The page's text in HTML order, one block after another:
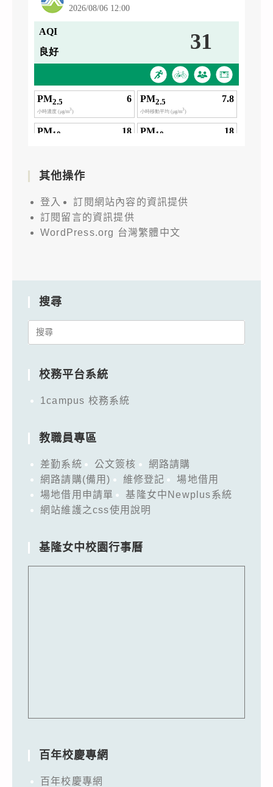
其他操作
登入
訂閱網站內容的資訊提供
訂閱留言的資訊提供
WordPress.org 台灣繁體中文
搜尋
Search
校務平台系統
1campus 校務系統
教職員專區
差勤系統 公文簽核
網路請購
網路請購(備用)
維修登記
場地借用
場地借用申請單
基隆女中Newplus系統
網站維護之css使用說明
基隆女中校園行事曆
百年校慶專網
百年校慶專網